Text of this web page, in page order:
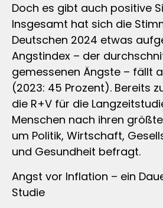
Doch es gibt auch positive
Insgesamt hat sich die
Deutschen 2024 etwas
Angstindex – der
gemessenen Ängste – fällt
(2023: 45 Prozent). Bereits
die R+V für die
Menschen nach ihren
um Politik, Wirtschaft,
und Gesundheit befragt.
Angst vor Inflation – ein
Studie